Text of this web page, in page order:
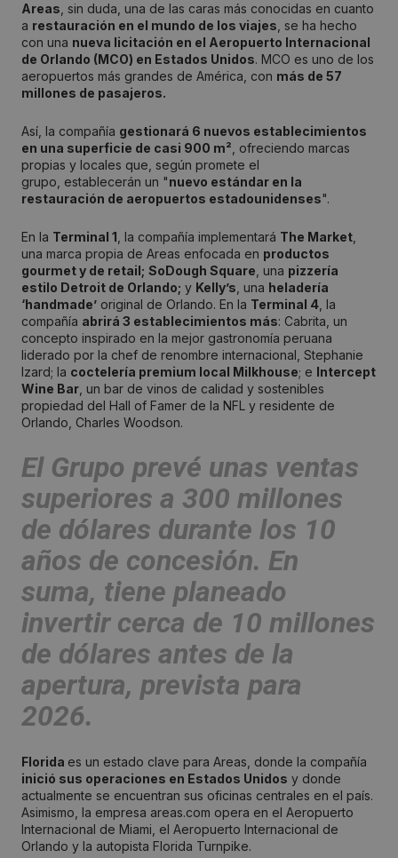
Areas , sin duda, una de las caras más conocidas en cuanto
a restauración en el mundo de los viajes , se ha hecho
con una nueva licitación en el Aeropuerto Internacional
de Orlando (MCO) en Estados Unidos. MCO es uno de los
aeropuertos más grandes de América, con más de 57
millones de pasajeros.
Así, la compañía gestionará 6 nuevos establecimientos
en una superficie de casi 900 m² , ofreciendo marcas
propias y locales que, según promete el
grupo, establecerán un "nuevo estándar en la
restauración de aeropuertos estadounidenses".
En la Terminal 1 , la compañía implementará The Market
una marca propia de Areas enfocada en productos
gourmet y de retail; SoDough Square , una pizzería
estilo Detroit de Orlando; y Kelly’s , una heladería
‘handmade’ original de Orlando. En la Terminal 4 , la
compañía abrirá 3 establecimientos más: Cabrita, un
concepto inspirado en la mejor gastronomía peruana
liderado por la chef de renombre internacional, Stephanie
Izard; la coctelería premium local Milkhouse; e Intercept
Wine Bar , un bar de vinos de calidad y sostenibles
propiedad del Hall of Famer de la NFL y residente de
Orlando, Charles Woodson.
El Grupo prevé unas ventas
superiores a 300 millones
de dólares durante los 10
años de concesión. En
suma, tiene planeado
invertir cerca de 10 millones
de dólares antes de la
apertura, prevista para
2026.
Florida es un estado clave para Areas, donde la compañía
inició sus operaciones en Estados Unidos y donde
actualmente se encuentran sus oficinas centrales en el país.
Asimismo, la empresa areas.com opera en el Aeropuerto
Internacional de Miami, el Aeropuerto Internacional de
Orlando y la autopista Florida Turnpike.